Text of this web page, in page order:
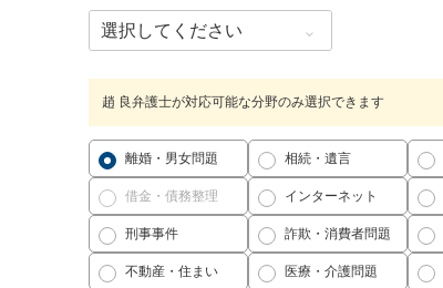
趙 良弁護士が対応可能な分野のみ選択できます
離婚・男女問題 相続・遺言
借金・債務整理 インターネット
刑事事件 詐欺・消費者問題
不動産・住まい 医療・介護問題